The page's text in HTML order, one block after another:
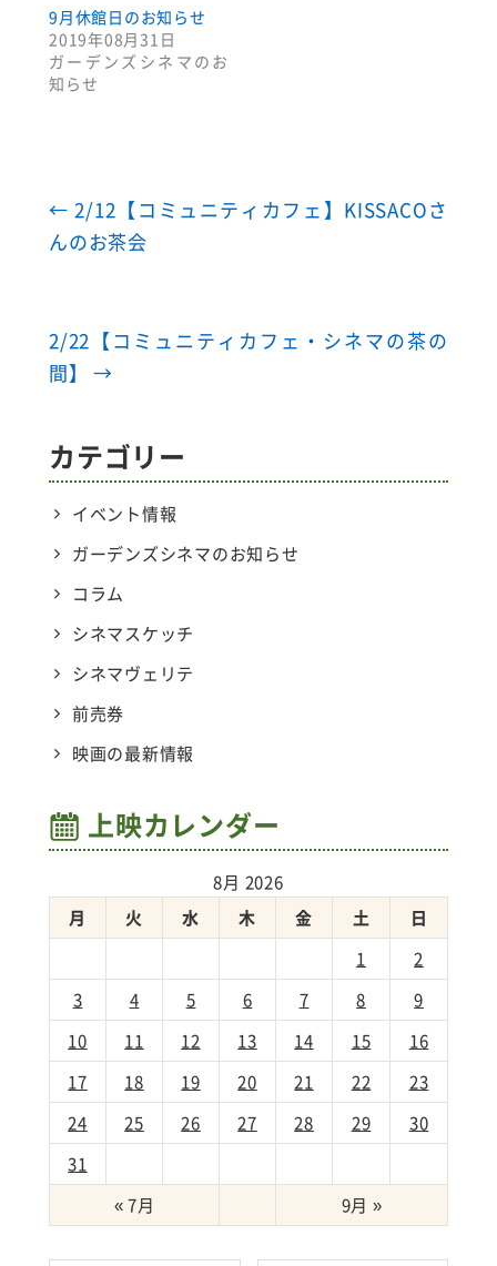
9月休館日のお知らせ
2019年08月31日
ガーデンズシネマのお
知らせ
← 2/12【コミュニティカフェ】KISSACOさ
んのお茶会
2/22【コミュニティカフェ・シネマの茶の
間】→
カテゴリー
イベント情報
ガーデンズシネマのお知らせ
コラム
シネマスケッチ
シネマヴェリテ
前売券
映画の最新情報
上映カレンダー
8月 2026
月
火 水 木 金 土
日
1
2
3
4 5 6 7 8
9
10
11 12 13 14 15
16
17
18 19 20 21 22
23
24
25 26 27 28 29
30
31
« 7月
9月 »